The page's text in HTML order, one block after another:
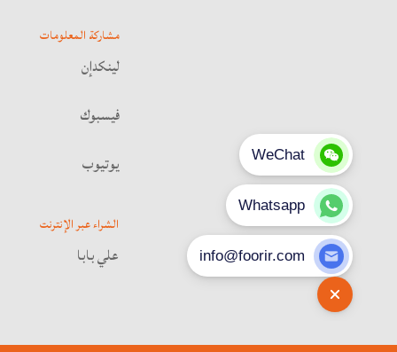
مشاركة المعلومات
لينكدإن
فيسبوك
يوتيوب
الشراء عبر الإنترنت
علي بابا